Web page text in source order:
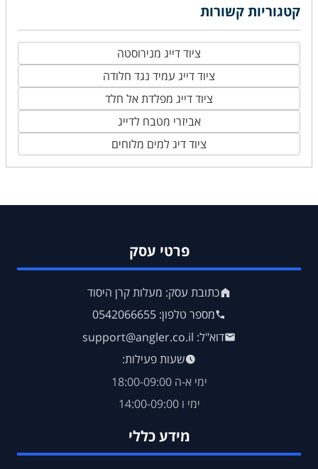
קטגוריות קשורות
ציוד דייג מנירוסטה
ציוד דייג עמיד נגד חלודה
ציוד דייג מפלדת אל חלד
אביזרי מטבח לדייג
ציוד דיג למים מלוחים
פרטי עסק
כתובת עסק: מעלות קרן היסוד
מספר טלפון: 0542066655
דוא"ל: support@angler.co.il
שעות פעילות:
ימי א-ה 18:00-09:00
ימי ו 14:00-09:00
מידע כללי